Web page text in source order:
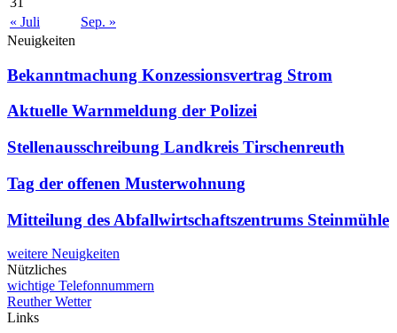
« Juli
Sep. »
Neuigkeiten
Bekanntmachung Konzessionsvertrag Strom
Aktuelle Warnmeldung der Polizei
Stellenausschreibung Landkreis Tirschenreuth
Tag der offenen Musterwohnung
Mitteilung des Abfallwirtschaftszentrums Steinmühle
weitere Neuigkeiten
Nützliches
wichtige Telefonnummern
Reuther Wetter
Links